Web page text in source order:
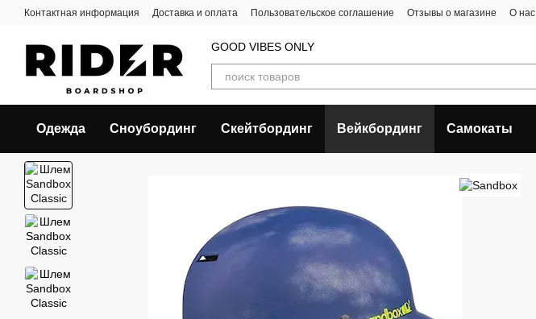
Перейти к основному контенту
Контактная информация Доставка и оплата Пользовательское соглашение Отзывы о магазине О нас
GOOD VIBES ONLY
Одежда Сноубординг Скейтбординг Вейкбординг Самокаты